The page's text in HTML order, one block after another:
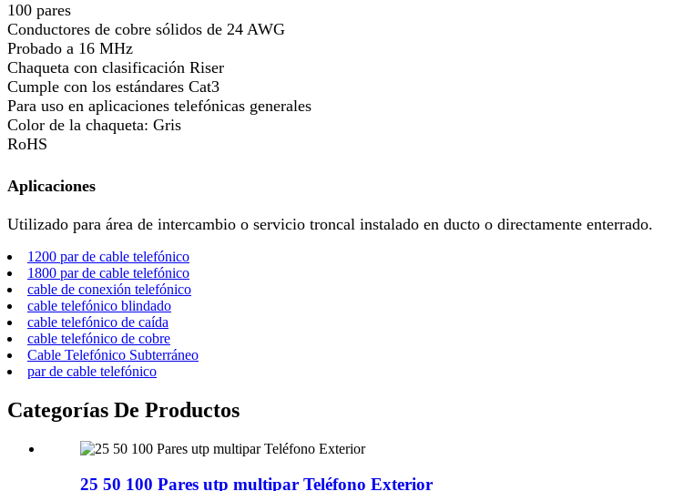
100 pares
Conductores de cobre sólidos de 24 AWG
Probado a 16 MHz
Chaqueta con clasificación Riser
Cumple con los estándares Cat3
Para uso en aplicaciones telefónicas generales
Color de la chaqueta: Gris
RoHS
Aplicaciones
Utilizado para área de intercambio o servicio troncal instalado en ducto o directamente enterrado.
1200 par de cable telefónico
1800 par de cable telefónico
cable de conexión telefónico
cable telefónico blindado
cable telefónico de caída
cable telefónico de cobre
Cable Telefónico Subterráneo
par de cable telefónico
Categorías De Productos
25 50 100 Pares utp multipar Teléfono Exterior